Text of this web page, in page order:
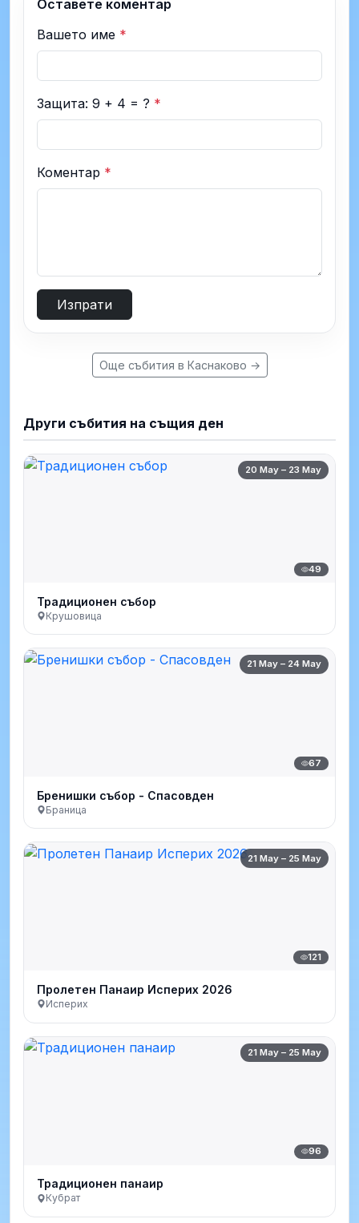
Оставете коментар
Вашето име *
Защита: 9 + 4 = ? *
Коментар *
Изпрати
Още събития в Каснаково →
Други събития на същия ден
20 May – 23 May
49
Традиционен събор
Крушовица
21 May – 24 May
67
Бренишки събор - Спасовден
Браница
21 May – 25 May
121
Пролетен Панаир Исперих 2026
Исперих
21 May – 25 May
96
Традиционен панаир
Кубрат